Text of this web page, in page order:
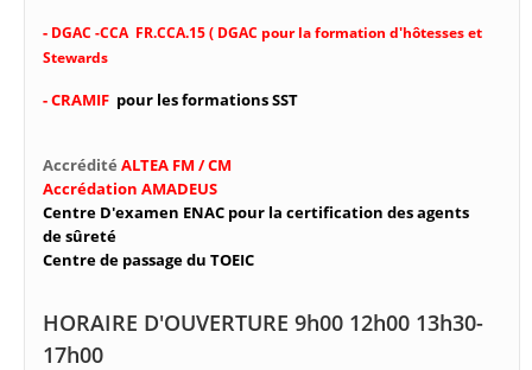
- DGAC -CCA FR.CCA.15 ( DGAC pour la formation d'hôtesses et
Stewards
- CRAMIF pour les formations SST
Accrédité ALTEA FM / CM
Accrédation AMADEUS
Centre D'examen ENAC pour la certification des agents
de sûreté
Centre de passage du TOEIC
HORAIRE D'OUVERTURE 9h00 12h00 13h30-
17h00